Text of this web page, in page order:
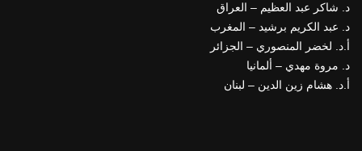
د. شاكر عبد العظيم – العراق
د. عبد الكريم برشيد – المغرب
أ.د. لخضر المنصوري – الجزائر
د. مروة مهدي – ألمانيا
أ.د. هشام زين الدين – لبنان